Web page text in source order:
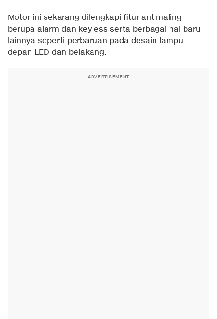
Motor ini sekarang dilengkapi fitur antimaling
berupa alarm dan keyless serta berbagai hal baru
lainnya seperti perbaruan pada desain lampu
depan LED dan belakang.
ADVERTISEMENT